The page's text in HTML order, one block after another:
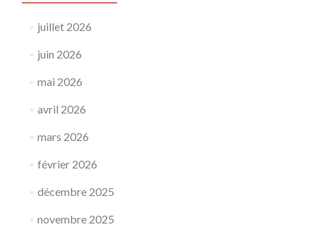
juillet 2026
juin 2026
mai 2026
avril 2026
mars 2026
février 2026
décembre 2025
novembre 2025